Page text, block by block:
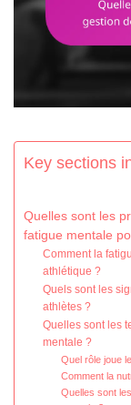
Key sections
Quelles sont les
fatigue mentale
Comment la
athlétique ?
Quels sont les
athlètes ?
Quelles sont les
mentale ?
Quel rôle joue
Comment la
Quelles sont